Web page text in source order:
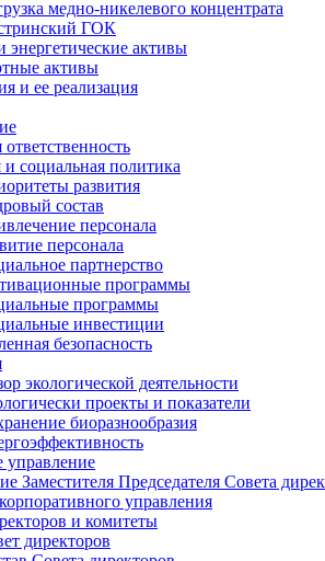
медно-никелевого концентрата
ГОК
энергетические активы
активы
и ее реализация
и социальная политика
развития
состав
персонала
персонала
партнерство
программы
программы
инвестиции
безопасность
экологической деятельности
проекты и показатели
биоразнообразия
управление
Заместителя Председателя Совета
управления
и комитеты
директоров